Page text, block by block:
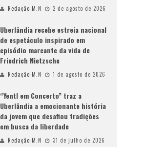
Redação-M.N 2 de agosto de 2026
Uberlândia recebe estreia nacional
de espetáculo inspirado em
episódio marcante da vida de
Friedrich Nietzsche
Redação-M.N 1 de agosto de 2026
“Yentl em Concerto” traz a
Uberlândia a emocionante história
da jovem que desafiou tradições
em busca da liberdade
Redação-M.N 31 de julho de 2026